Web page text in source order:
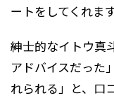
ートをしてくれます
紳士的なイトウ真
アドバイスだった
れられる」と、口